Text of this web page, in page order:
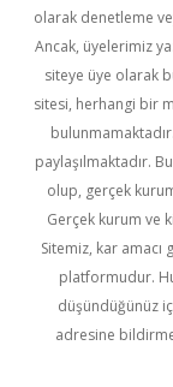
olarak denetleme
Ancak, üyelerimiz
siteye üye olarak
sitesi, herhangi bir
paylaşılmaktadır.
olup, gerçek
Gerçek kurum ve
Sitemiz, kar
platformudur.
düşündüğünüz
adresine